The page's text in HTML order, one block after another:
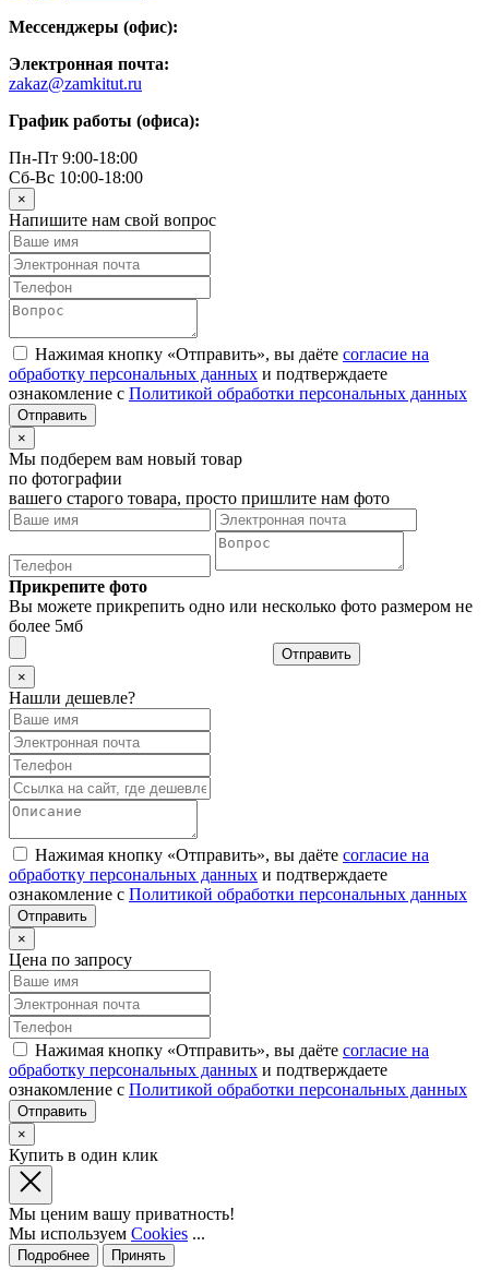
Мессенджеры (офис):
Электронная почта:
zakaz@zamkitut.ru
График работы (офиса):
Пн-Пт 9:00-18:00
Сб-Вс 10:00-18:00
×
Напишите нам свой вопрос
Нажимая кнопку «Отправить», вы даёте согласие на
обработку персональных данных и подтверждаете
ознакомление с Политикой обработки персональных данных
×
Мы подберем вам новый товар
по фотографии
вашего старого товара, просто пришлите нам фото
Прикрепите фото
Вы можете прикрепить одно или несколько фото размером не
более 5мб
Отправить
×
Нашли дешевле?
Нажимая кнопку «Отправить», вы даёте согласие на
обработку персональных данных и подтверждаете
ознакомление с Политикой обработки персональных данных
×
Цена по запросу
Нажимая кнопку «Отправить», вы даёте согласие на
обработку персональных данных и подтверждаете
ознакомление с Политикой обработки персональных данных
×
Купить в один клик
Мы ценим вашу приватность!
Мы используем Cookies ...
Подробнее Принять